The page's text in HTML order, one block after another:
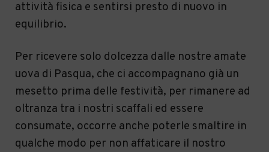
attività fisica e sentirsi presto di nuovo in
equilibrio.
Per ricevere solo dolcezza dalle nostre amate
uova di Pasqua, che ci accompagnano già un
mesetto prima delle festività, per rimanere ad
oltranza tra i nostri scaffali ed essere
consumate, occorre anche poterle smaltire in
qualche modo per non affaticare il nostro